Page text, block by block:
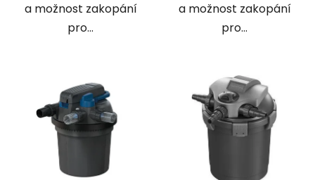
a možnost zakopání
pro...
a možnost zakopání
pro...